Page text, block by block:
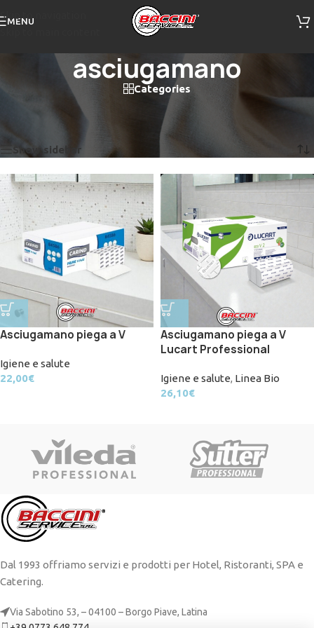
Skip to navigation
MENU
asciugamano
Categories
Prodotti taggati “asciugamano”
Visualizzazione di 2 risultati
Show sidebar
Asciugamano piega a V
Igiene e salute
22,00€
Asciugamano piega a V
Lucart Professional
Igiene e salute, Linea Bio
26,10€
Dal 1993 offriamo servizi e prodotti per Hotel, Ristoranti, SPA e
Catering.
Via Sabotino 53, – 04100 – Borgo Piave, Latina